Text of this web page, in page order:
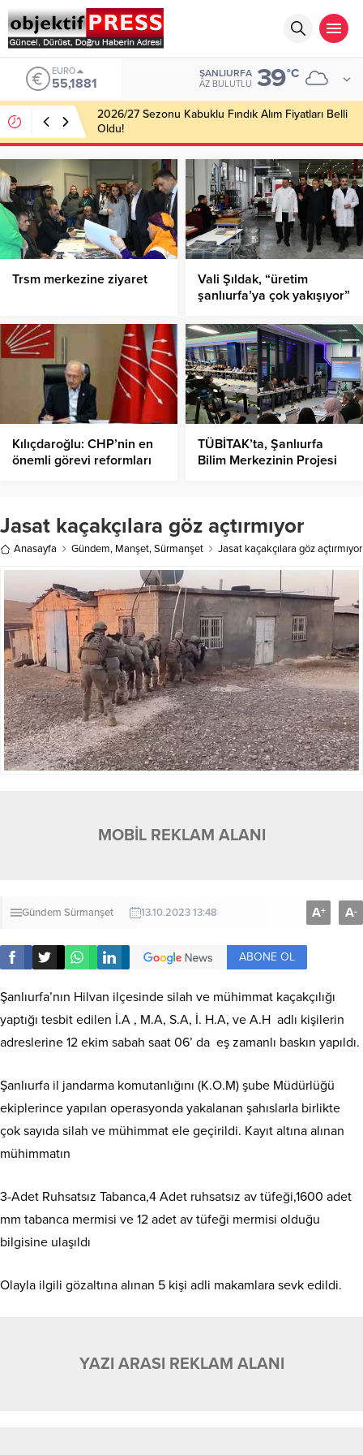
ALTIN
6.660,55
ŞANLIURFA
AZ BULUTLU 39°C
Haliliye Belediyesi Her Gün 4 Bin 898 Kişiye Sıcak
Yemek Ulaştırıyor!
Trsm merkezine ziyaret
Vali Şıldak, “üretim
şanlıurfa’ya çok yakışıyor”
Kılıçdaroğlu: CHP’nin en
önemli görevi reformları
TÜBİTAK’ta, Şanlıurfa
Bilim Merkezinin Projesi
Jasat kaçakçılara göz açtırmıyor
Anasayfa Gündem, Manşet,Sürmanşet Jasat kaçakçılara göz açtırmıyor
MOBİL REKLAM ALANI
Gündem Sürmanşet 13.10.2023 13:48 A+ A-
ABONE OL
Şanlıurfa’nın Hilvan ilçesinde silah ve mühimmat kaçakçılığı
yaptığı tesbit edilen İ.A , M.A, S.A, İ. H.A, ve A.H adlı kişilerin
adreslerine 12 ekim sabah saat 06’ da eş zamanlı baskın yapıldı.
Şanlıurfa il jandarma komutanlığını (K.O.M) şube Müdürlüğü
ekiplerince yapılan operasyonda yakalanan şahıslarla birlikte
çok sayıda silah ve mühimmat ele geçirildi. Kayıt altına alınan
mühimmatın
3-Adet Ruhsatsız Tabanca,4 Adet ruhsatsız av tüfeği,1600 adet
mm tabanca mermisi ve 12 adet av tüfeği mermisi olduğu
bilgisine ulaşıldı
Olayla ilgili gözaltına alınan 5 kişi adli makamlara sevk edildi.
YAZI ARASI REKLAM ALANI